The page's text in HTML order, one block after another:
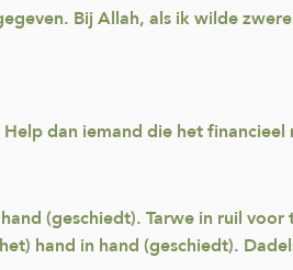
Bij Allah, als ik wilde
dan iemand die het
(geschiedt). Tarwe in ruil
hand in hand (geschiedt).